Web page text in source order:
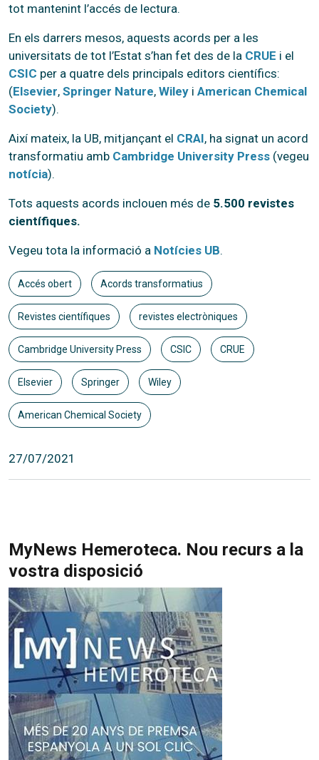
tot mantenint l’accés de lectura.
En els darrers mesos, aquests acords per a les
universitats de tot l’Estat s’han fet des de la CRUE i el
CSIC per a quatre dels principals editors científics:
(Elsevier, Springer Nature, Wiley i American Chemical
Society).
Així mateix, la UB, mitjançant el CRAI, ha signat un acord
transformatiu amb Cambridge University Press (vegeu
notícia).
Tots aquests acords inclouen més de 5.500 revistes
científiques.
Vegeu tota la informació a Notícies UB.
Accés obert Acords transformatius
Revistes científiques revistes electròniques
Cambridge University Press CSIC CRUE
Elsevier Springer Wiley
American Chemical Society
27/07/2021
MyNews Hemeroteca. Nou recurs a la
vostra disposició